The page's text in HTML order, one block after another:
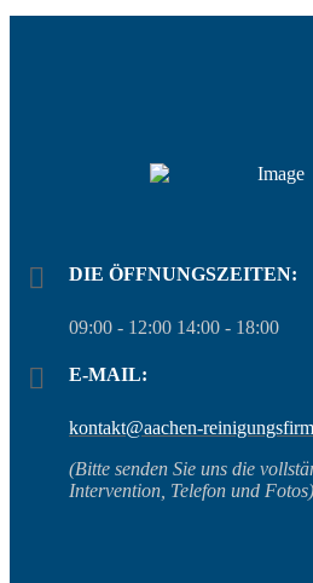
DIE ÖFFNUNGSZEITEN:
09:00 - 12:00 14:00 - 18:00
E-MAIL:
kontakt@aachen-
(Bitte senden Sie uns die
Intervention, Telefon und Fotos)